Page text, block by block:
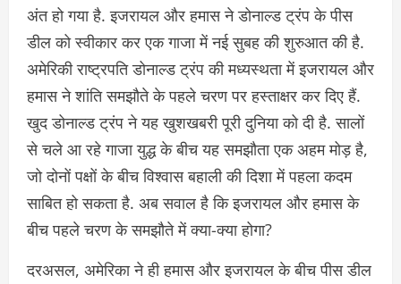
अंत हो गया है. इजरायल और हमास ने डोनाल्ड ट्रंप के पीस
डील को स्वीकार कर एक गाजा में नई सुबह की शुरुआत की है.
अमेरिकी राष्ट्रपति डोनाल्ड ट्रंप की मध्यस्थता में इजरायल और
हमास ने शांति समझौते के पहले चरण पर हस्ताक्षर कर दिए हैं.
खुद डोनाल्ड ट्रंप ने यह खुशखबरी पूरी दुनिया को दी है. सालों
से चले आ रहे गाजा युद्ध के बीच यह समझौता एक अहम मोड़ है,
जो दोनों पक्षों के बीच विश्वास बहाली की दिशा में पहला कदम
साबित हो सकता है. अब सवाल है कि इजरायल और हमास के
बीच पहले चरण के समझौते में क्या-क्या होगा?
दरअसल, अमेरिका ने ही हमास और इजरायल के बीच पीस डील